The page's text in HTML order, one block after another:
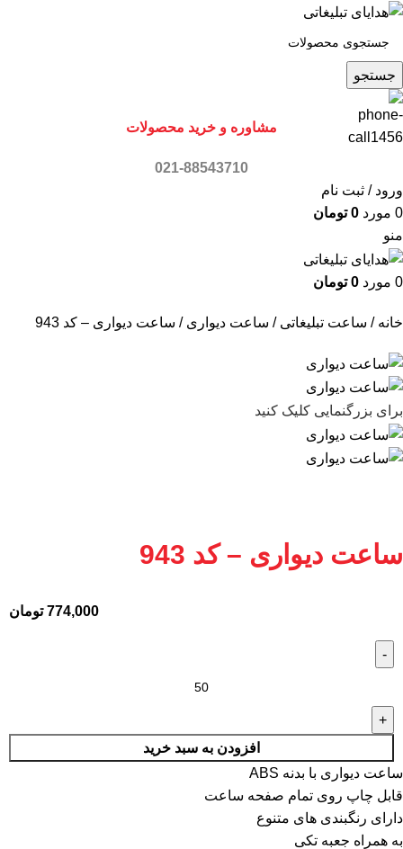
جستجو
مشاوره و خرید محصولات
021-88543710
ورود / ثبت نام
0 مورد 0 تومان
منو
0 مورد 0 تومان
خانه ساعت تبلیغاتی ساعت دیواری ساعت دیواری – کد 943
برای بزرگنمایی کلیک کنید
ساعت دیواری – کد 943
774,000 تومان
افزودن به سبد خرید
ساعت دیواری با بدنه ABS
قابل چاپ روی تمام صفحه ساعت
دارای رنگبندی های متنوع
به همراه جعبه تکی